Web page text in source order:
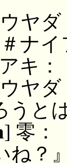
ヤ
ナイ
キ：
ヤ
うと
] 零：
ね？